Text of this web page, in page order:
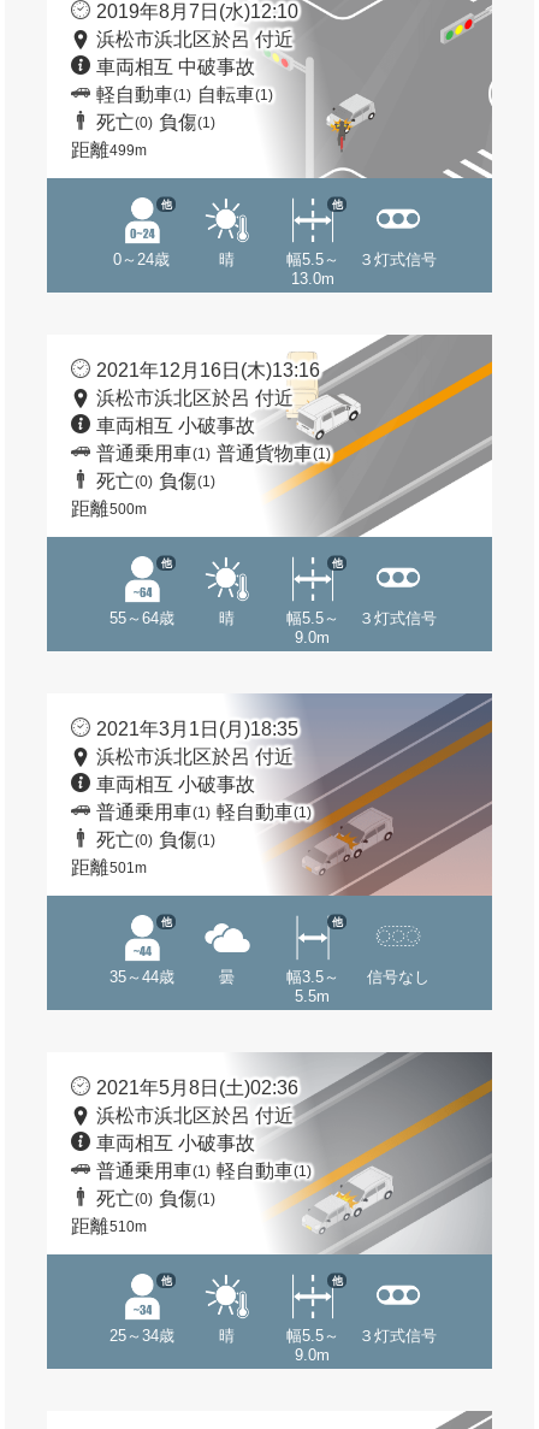
2019年8月7日(水)12:10
浜松市浜北区於呂 付近
車両相互 中破事故
軽自動車(1) 自転車(1)
死亡(0) 負傷(1)
距離499m
0～24歳
他
晴
幅5.5～
13.0m
他
３灯式信号
2021年12月16日(木)13:16
浜松市浜北区於呂 付近
車両相互 小破事故
普通乗用車(1) 普通貨物車(1)
死亡(0) 負傷(1)
距離500m
55～64歳
他
晴
幅5.5～
9.0m
他
３灯式信号
2021年3月1日(月)18:35
浜松市浜北区於呂 付近
車両相互 小破事故
普通乗用車(1) 軽自動車(1)
死亡(0) 負傷(1)
距離501m
35～44歳
他
曇
幅3.5～
5.5m
他
信号なし
2021年5月8日(土)02:36
浜松市浜北区於呂 付近
車両相互 小破事故
普通乗用車(1) 軽自動車(1)
死亡(0) 負傷(1)
距離510m
25～34歳
他
晴
幅5.5～
9.0m
他
３灯式信号